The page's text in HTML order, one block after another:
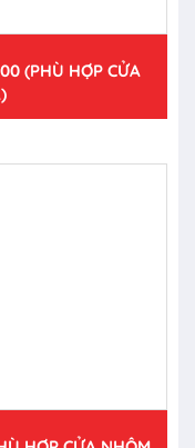
(PHÙ HỢP CỬA